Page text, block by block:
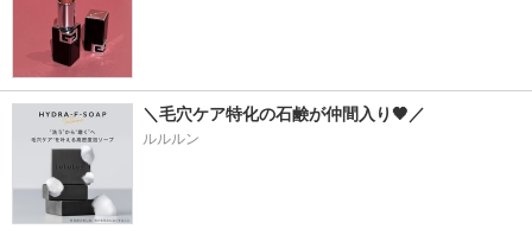
＼毛穴ケア特化の石鹸が仲間入り🖤／
ルルルン